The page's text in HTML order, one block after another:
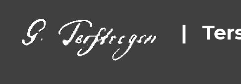
springen
|